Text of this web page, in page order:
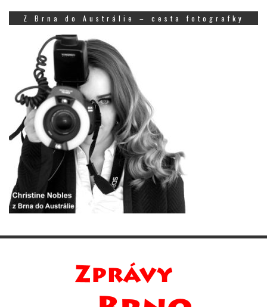
Z Brna do Austrálie – cesta fotografky